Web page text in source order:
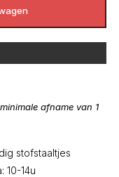
afname van 1
stofstaaltjes
10-14u